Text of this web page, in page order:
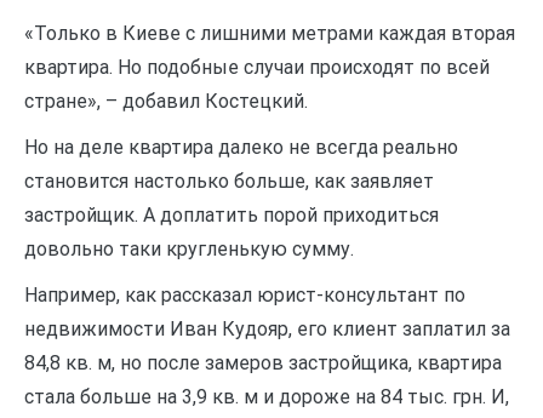
«Только в Киеве с лишними метрами каждая вторая
квартира. Но подобные случаи происходят по всей
стране», – добавил Костецкий.
Но на деле квартира далеко не всегда реально
становится настолько больше, как заявляет
застройщик. А доплатить порой приходиться
довольно таки кругленькую сумму.
Например, как рассказал юрист-консультант по
недвижимости Иван Кудояр, его клиент заплатил за
84,8 кв. м, но после замеров застройщика, квартира
стала больше на 3,9 кв. м и дороже на 84 тыс. грн. И,